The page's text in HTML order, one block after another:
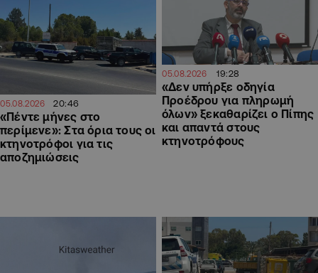
05.08.2026 20:46
«Πέντε μήνες στο
περίμενε»: Στα όρια τους οι
κτηνοτρόφοι για τις
αποζημιώσεις
05.08.2026 19:28
«Δεν υπήρξε οδηγία
Προέδρου για πληρωμή
όλων» ξεκαθαρίζει ο Πίπης
και απαντά στους
κτηνοτρόφους